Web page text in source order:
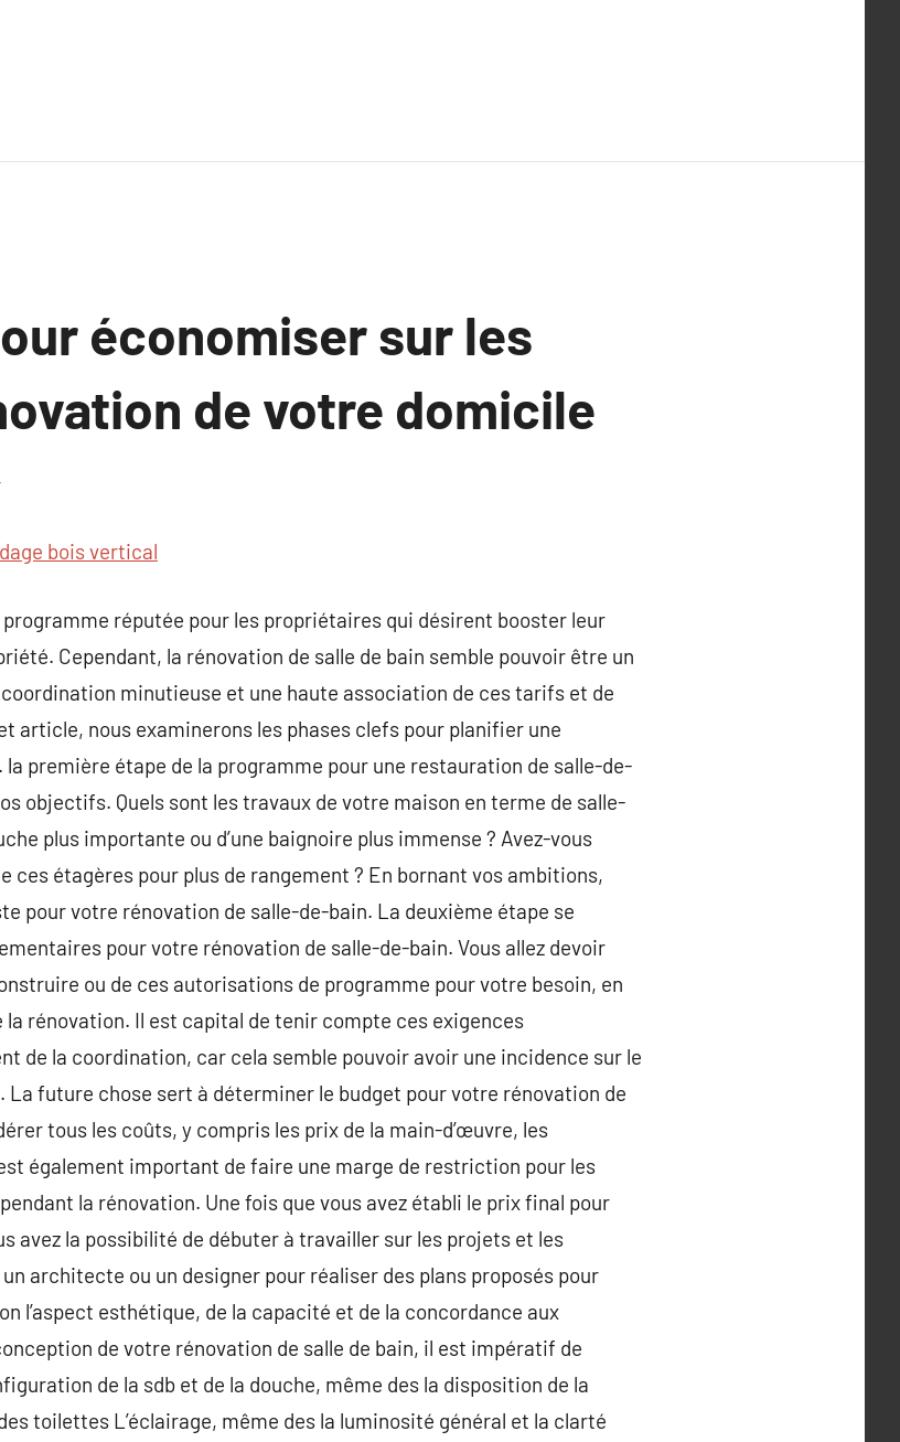
économiser sur les
de votre domicile
bois vertical
réputée pour les propriétaires qui désirent booster leur
Cependant, la rénovation de salle de bain semble pouvoir être un
minutieuse et une haute association de ces tarifs et de
article, nous examinerons les phases clefs pour planifier une
première étape de la programme pour une restauration de salle-de-
objectifs. Quels sont les travaux de votre maison en terme de salle-
plus importante ou d’une baignoire plus immense ? Avez-vous
ces étagères pour plus de rangement ? En bornant vos ambitions,
pour votre rénovation de salle-de-bain. La deuxième étape se
pour votre rénovation de salle-de-bain. Vous allez devoir
ou de ces autorisations de programme pour votre besoin, en
rénovation. Il est capital de tenir compte ces exigences
de la coordination, car cela semble pouvoir avoir une incidence sur le
future chose sert à déterminer le budget pour votre rénovation de
tous les coûts, y compris les prix de la main-d’œuvre, les
également important de faire une marge de restriction pour les
la rénovation. Une fois que vous avez établi le prix final pour
avez la possibilité de débuter à travailler sur les projets et les
architecte ou un designer pour réaliser des plans proposés pour
l’aspect esthétique, de la capacité et de la concordance aux
de votre rénovation de salle de bain, il est impératif de
de la sdb et de la douche, même des la disposition de la
toilettes L’éclairage, même des la luminosité général et la clarté